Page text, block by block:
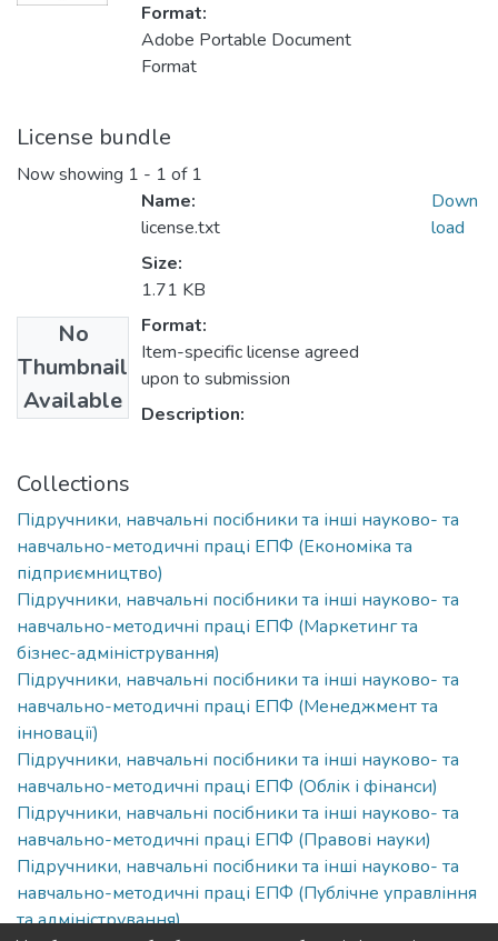
Format:
Adobe Portable Document
Format
License bundle
Now showing 1 - 1 of 1
No
Thumbnail
Available
Name:
license.txt
Size:
1.71 KB
Format:
Item-specific license agreed
upon to submission
Description:
Down
load
Collections
Підручники, навчальні посібники та інші науково- та
навчально-методичні праці ЕПФ (Економіка та
підприємництво)
Підручники, навчальні посібники та інші науково- та
навчально-методичні праці ЕПФ (Маркетинг та
бізнес-адміністрування)
Підручники, навчальні посібники та інші науково- та
навчально-методичні праці ЕПФ (Менеджмент та
інновації)
Підручники, навчальні посібники та інші науково- та
навчально-методичні праці ЕПФ (Облік і фінанси)
Підручники, навчальні посібники та інші науково- та
навчально-методичні праці ЕПФ (Правові науки)
Підручники, навчальні посібники та інші науково- та
навчально-методичні праці ЕПФ (Публічне управління
та адміністрування)